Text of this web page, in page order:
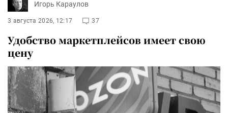
Игорь Караулов
3 августа 2026, 12:17 37
Удобство маркетплейсов имеет свою
цену